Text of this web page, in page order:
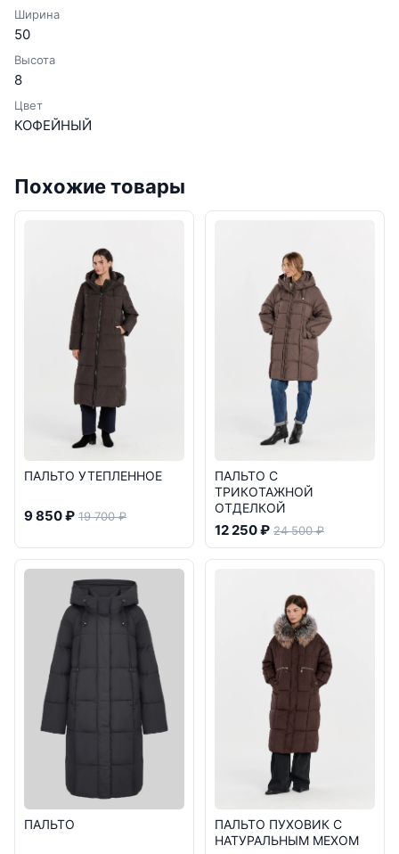
Ширина
50
Высота
8
Цвет
КОФЕЙНЫЙ
Похожие товары
ПАЛЬТО УТЕПЛЕННОЕ
9 850 ₽ 19 700 ₽
ПАЛЬТО С
ТРИКОТАЖНОЙ
ОТДЕЛКОЙ
12 250 ₽ 24 500 ₽
ПАЛЬТО
ПАЛЬТО ПУХОВИК С
НАТУРАЛЬНЫМ МЕХОМ